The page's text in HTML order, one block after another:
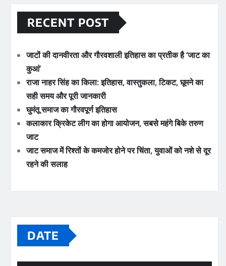
RECENT POST
जाटों की दानवीरता और गौरवशाली इतिहास का प्रतीक है ‘जाट का
कुआं’
राजा नाहर सिंह का किला: इतिहास, वास्तुकला, टिकट, घूमने का
सही समय और पूरी जानकारी
घुमंतू समाज का गौरवपूर्ण इतिहास
कलाकार क्रिकेट लीग का होगा आयोजन, सबसे महंगे बिके तरुण
जाट
जाट समाज में रिश्तों के कमजोर होने पर चिंता, युवाओं को नशे से दूर
रहने की सलाह
DATE